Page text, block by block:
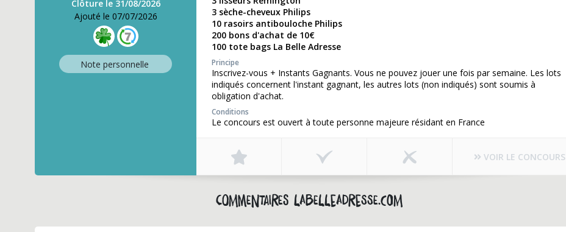
Clôture le 31/08/2026
Ajouté le 07/07/2026
Note personnelle
3 sèche-cheveux Philips
10 rasoirs antibouloche Philips
200 bons d'achat de 10€
100 tote bags La Belle Adresse
Principe
Inscrivez-vous + Instants Gagnants. Vous ne pouvez jouer une fois par semaine. Les lots
indiqués concernent l'instant gagnant, les autres lots (non indiqués) sont soumis à
obligation d'achat.
Conditions
Le concours est ouvert à toute personne majeure résidant en France
VOIR LE CONCOURS
Commentaires labelleadresse.com